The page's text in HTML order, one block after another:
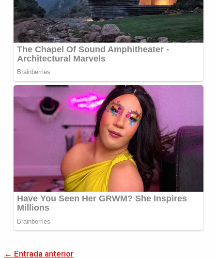
← Entrada anterior